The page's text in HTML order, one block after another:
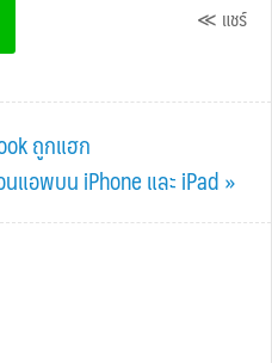
≪ แชร์
ถูกแฮก
แอพบน iPhone และ iPad »